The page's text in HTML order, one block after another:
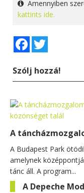
Amennyiben
kattints ide.
Facebook
Szólj hozzá!
A
A Budapest Park
amelynek
tánc áll. A program...
A Depeche